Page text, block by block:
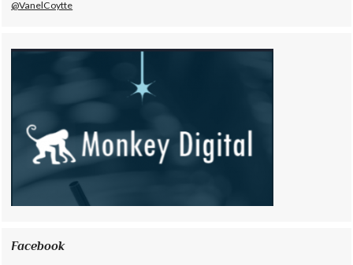
@VanelCoytte
Facebook